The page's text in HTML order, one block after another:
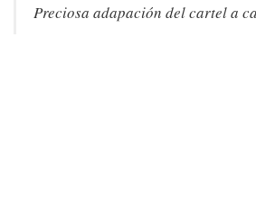
Preciosa adapación del cartel a